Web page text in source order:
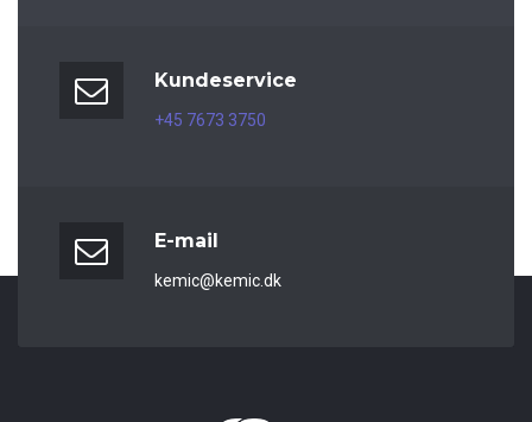
Kundeservice
+45 7673 3750
E-mail
kemic@kemic.dk